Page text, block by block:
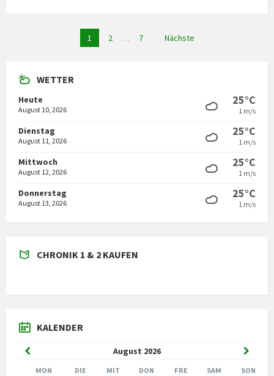
Seitennummerierung
1 2 … 7 Nächste
WETTER
Heute
August 10, 2026
25°C
1 m/s
Dienstag
August 11, 2026
25°C
1 m/s
Mittwoch
August 12, 2026
25°C
1 m/s
Donnerstag
August 13, 2026
25°C
1 m/s
CHRONIK 1 & 2 KAUFEN
KALENDER
August 2026
Vorheriger
Monat
Monat
MON DIE MIT DON FRE SAM SON